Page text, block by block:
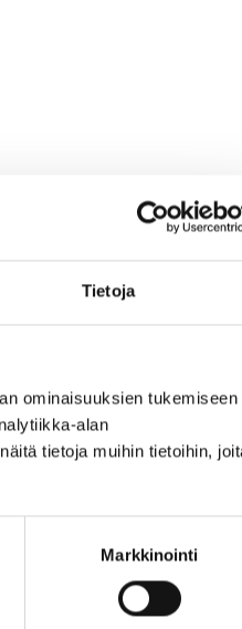
Tietoja
ominaisuuksien tukemiseen
alan
tietoja muihin tietoihin,
Markkinointi